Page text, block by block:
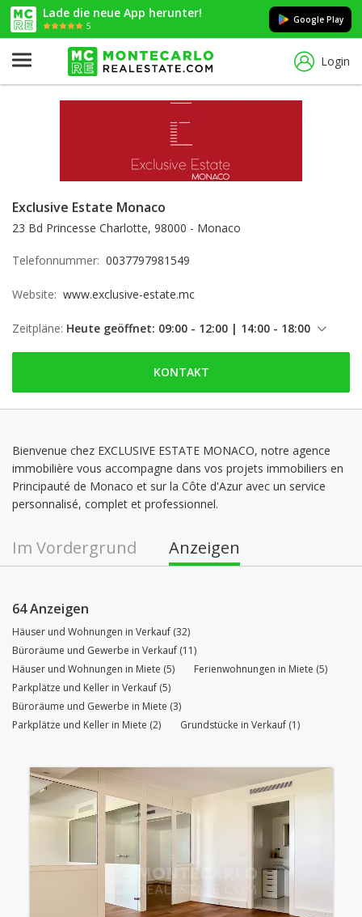
Lade die neue App herunter!
5
Google Play
Login
Exclusive Estate Monaco
23 Bd Princesse Charlotte, 98000 - Monaco
Telefonnummer: 0037797981549
Website: www.exclusive-estate.mc
Zeitpläne: Heute geöffnet: 09:00 - 12:00 | 14:00 - 18:00
Freitag: 09:00 - 12:00 | 14:00 - 18:00
Samstag: geschlossen
Dienstag: 09:00 - 12:00 | 14:00 - 18:00
Mittwoch: 09:00 - 12:00 | 14:00 - 18:00
Donnerstag: 09:00 - 12:00 | 14:00 - 18:00
KONTAKT
Bienvenue chez EXCLUSIVE ESTATE MONACO, notre agence
immobilière vous accompagne dans vos projets immobiliers en
Principauté de Monaco et sur la Côte d'Azur avec un service
personnalisé, complet et professionnel.
Im Vordergrund Anzeigen
64 Anzeigen
Häuser und Wohnungen in Verkauf (32)
Büroräume und Gewerbe in Verkauf (11)
Häuser und Wohnungen in Miete (5)
Ferienwohnungen in Miete (5)
Parkplätze und Keller in Verkauf (5)
Büroräume und Gewerbe in Miete (3)
Parkplätze und Keller in Miete (2)
Grundstücke in Verkauf (1)